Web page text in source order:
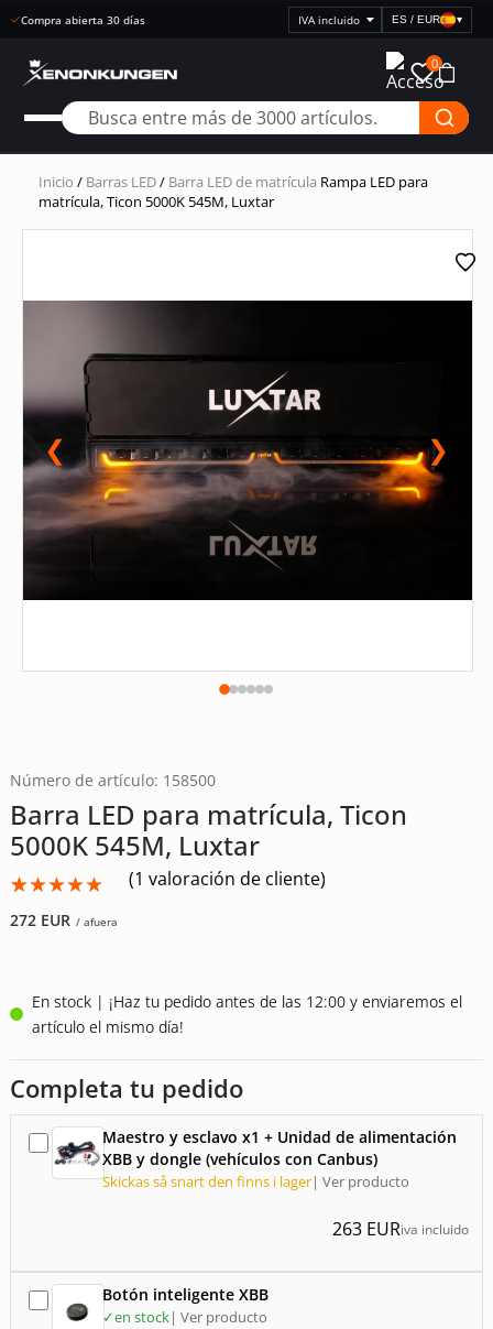
Entrega rápida
Seleccionar
visualización
precios
ES / EUR ▾
0
Inicio / Barras LED/ Barra LED de matrícula Rampa LED para
matrícula, Ticon 5000K 545M, Luxtar
❮ ❯
Número de artículo: 158500
Barra LED para matrícula, Ticon
5000K 545M, Luxtar
Valorado
1
de un
cliente
(1 valoración de cliente)
272 EUR / afuera
En stock | ¡Haz tu pedido antes de las 12:00 y enviaremos el
artículo el mismo día!
Completa tu pedido
Maestro y esclavo x1 + Unidad de alimentación
XBB y dongle (vehículos con Canbus)
Skickas så snart den finns i lager| Ver producto
263 EURiva incluido
Botón inteligente XBB
✓en stock| Ver producto